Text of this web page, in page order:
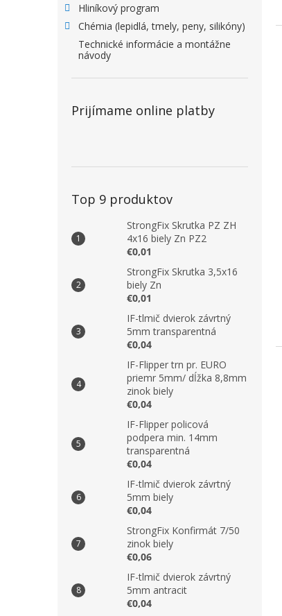
Hliníkový program
Chémia (lepidlá, tmely, peny, silikóny)
Technické informácie a montážne
návody
Prijímame online platby
Top 9 produktov
StrongFix Skrutka PZ ZH
4x16 biely Zn PZ2
€0,01
StrongFix Skrutka 3,5x16
biely Zn
€0,01
IF-tlmič dvierok závrtný
5mm transparentná
€0,04
IF-Flipper trn pr. EURO
priemr 5mm/ dĺžka 8,8mm
zinok biely
€0,04
IF-Flipper policová
podpera min. 14mm
transparentná
€0,04
IF-tlmič dvierok závrtný
5mm biely
€0,04
StrongFix Konfirmát 7/50
zinok biely
€0,06
IF-tlmič dvierok závrtný
5mm antracit
€0,04